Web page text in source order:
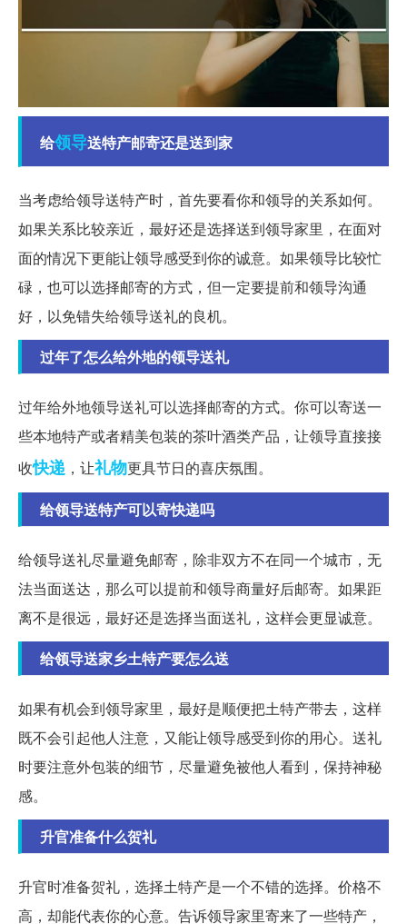
给领导送特产邮寄还是送到家
当考虑给领导送特产时，首先要看你和领导的关系如何。
如果关系比较亲近，最好还是选择送到领导家里，在面对
面的情况下更能让领导感受到你的诚意。如果领导比较忙
碌，也可以选择邮寄的方式，但一定要提前和领导沟通
好，以免错失给领导送礼的良机。
过年了怎么给外地的领导送礼
过年给外地领导送礼可以选择邮寄的方式。你可以寄送一
些本地特产或者精美包装的茶叶酒类产品，让领导直接接
收快递 ，让礼物更具节日的喜庆氛围。
给领导送特产可以寄快递吗
给领导送礼尽量避免邮寄，除非双方不在同一个城市，无
法当面送达，那么可以提前和领导商量好后邮寄。如果距
离不是很远，最好还是选择当面送礼，这样会更显诚意。
给领导送家乡土特产要怎么送
如果有机会到领导家里，最好是顺便把土特产带去，这样
既不会引起他人注意，又能让领导感受到你的用心。送礼
时要注意外包装的细节，尽量避免被他人看到，保持神秘
感。
升官准备什么贺礼
升官时准备贺礼，选择土特产是一个不错的选择。价格不
高，却能代表你的心意。告诉领导家里寄来了一些特产，